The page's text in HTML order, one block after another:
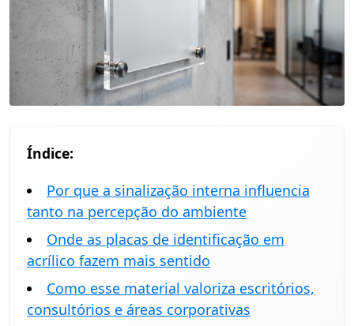
Índice:
Por que a sinalização interna influencia
tanto na percepção do ambiente
Onde as placas de identificação em
acrílico fazem mais sentido
Como esse material valoriza escritórios,
consultórios e áreas corporativas